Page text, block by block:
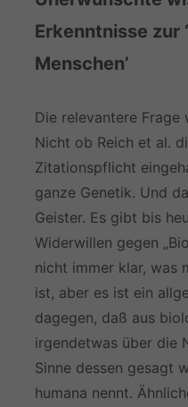
Erkenntnisse zur
Menschen’
Die relevantere Frage
Nicht ob Reich et al.
Zitationspflicht
ganze Genetik. Und
Geister. Es gibt bis
Widerwillen gegen
nicht immer klar, was
ist, aber es ist ein
dagegen, daß aus
irgendetwas über die
Sinne dessen gesagt
humana nennt.